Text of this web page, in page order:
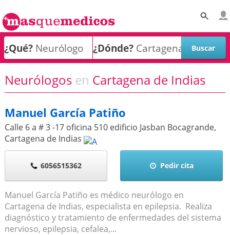
¿Qué? ¿Dónde?
Neurólogos en Cartagena de Indias
Manuel García Patiño
Calle 6 a # 3 -17 oficina 510 edificio Jasban Bocagrande,
Cartagena de Indias
6056515362 Pedir cita
Manuel García Patiño es médico neurólogo en
Cartagena de Indias, especialista en epilepsia. Realiza
diagnóstico y tratamiento de enfermedades del sistema
nervioso, epilepsia, cefalea,...